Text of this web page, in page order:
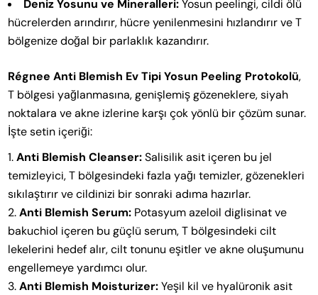
Deniz Yosunu ve Mineralleri:Yosun peelingi, cildi ölü
hücrelerden arındırır, hücre yenilenmesini hızlandırır ve T
bölgenize doğal bir parlaklık kazandırır.
Régnee Anti Blemish Ev Tipi Yosun Peeling Protokolü,
T bölgesi yağlanmasına, genişlemiş gözeneklere, siyah
noktalara ve akne izlerine karşı çok yönlü bir çözüm sunar.
İşte setin içeriği:
Anti Blemish Cleanser:Salisilik asit içeren bu jel
temizleyici, T bölgesindeki fazla yağı temizler, gözenekleri
sıkılaştırır ve cildinizi bir sonraki adıma hazırlar.
Anti Blemish Serum: Potasyum azeloil diglisinat ve
bakuchiol içeren bu güçlü serum, T bölgesindeki cilt
lekelerini hedef alır, cilt tonunu eşitler ve akne oluşumunu
engellemeye yardımcı olur.
Anti Blemish Moisturizer:Yeşil kil ve hyalüronik asit